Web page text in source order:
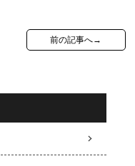
前の記事へ→